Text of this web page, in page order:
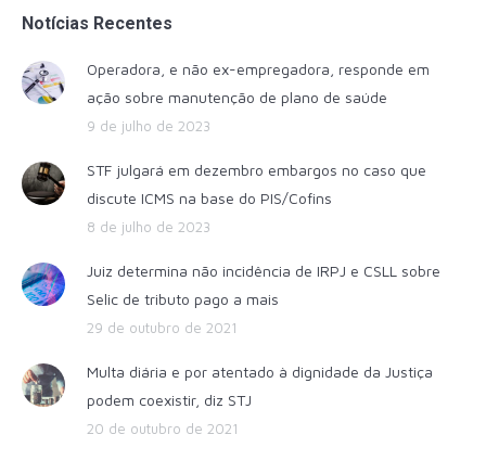
Notícias Recentes
Operadora, e não ex-empregadora, responde em
ação sobre manutenção de plano de saúde
9 de julho de 2023
STF julgará em dezembro embargos no caso que
discute ICMS na base do PIS/Cofins
8 de julho de 2023
Juiz determina não incidência de IRPJ e CSLL sobre
Selic de tributo pago a mais
29 de outubro de 2021
Multa diária e por atentado à dignidade da Justiça
podem coexistir, diz STJ
20 de outubro de 2021